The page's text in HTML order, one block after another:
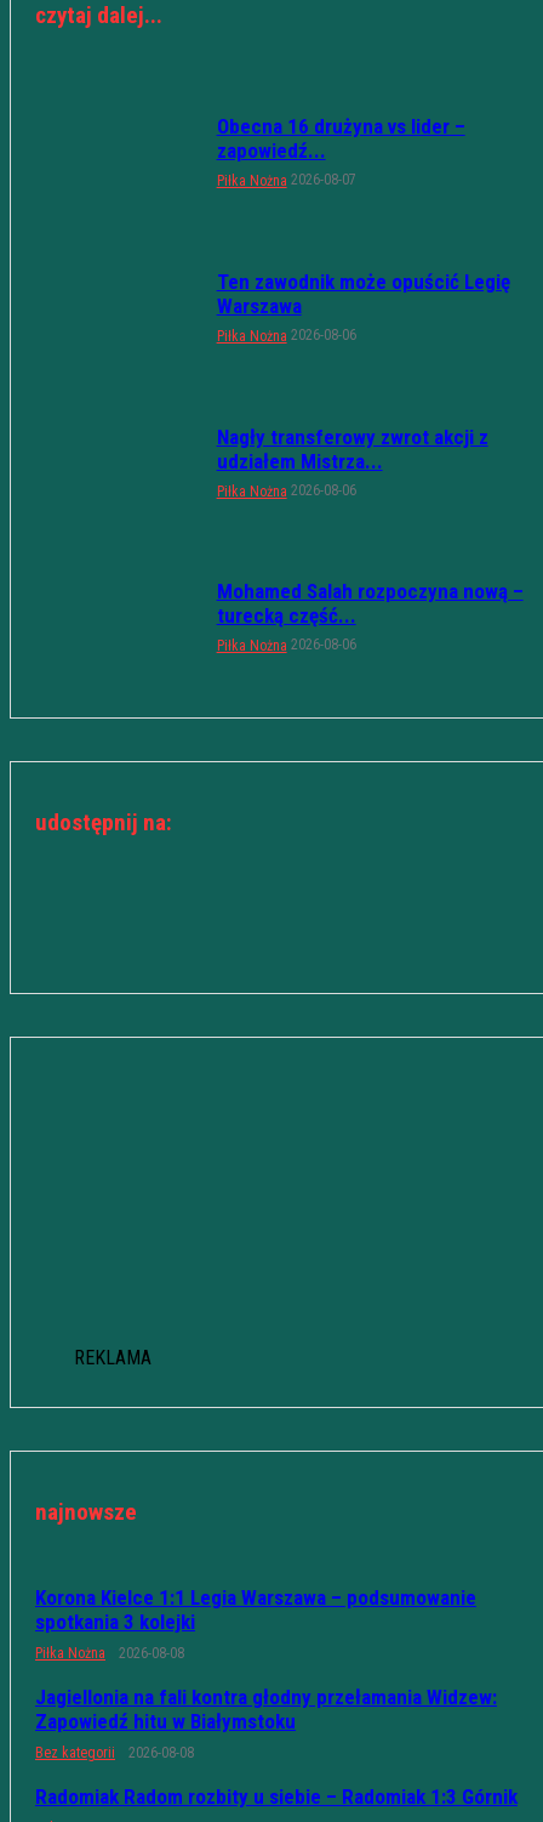
czytaj dalej...
Obecna 16 drużyna vs lider –
zapowiedź...
Piłka Nożna 2026-08-07
Ten zawodnik może opuścić Legię
Warszawa
Piłka Nożna 2026-08-06
Nagły transferowy zwrot akcji z
udziałem Mistrza...
Piłka Nożna 2026-08-06
Mohamed Salah rozpoczyna nową –
turecką część...
Piłka Nożna 2026-08-06
udostępnij na:
REKLAMA
najnowsze
Korona Kielce 1:1 Legia Warszawa – podsumowanie
spotkania 3 kolejki
Piłka Nożna 2026-08-08
Jagiellonia na fali kontra głodny przełamania Widzew:
Zapowiedź hitu w Białymstoku
Bez kategorii 2026-08-08
Radomiak Radom rozbity u siebie – Radomiak 1:3 Górnik